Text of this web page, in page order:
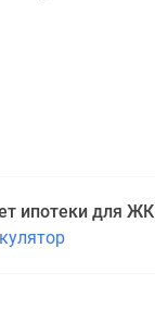
ипотеки для ЖК